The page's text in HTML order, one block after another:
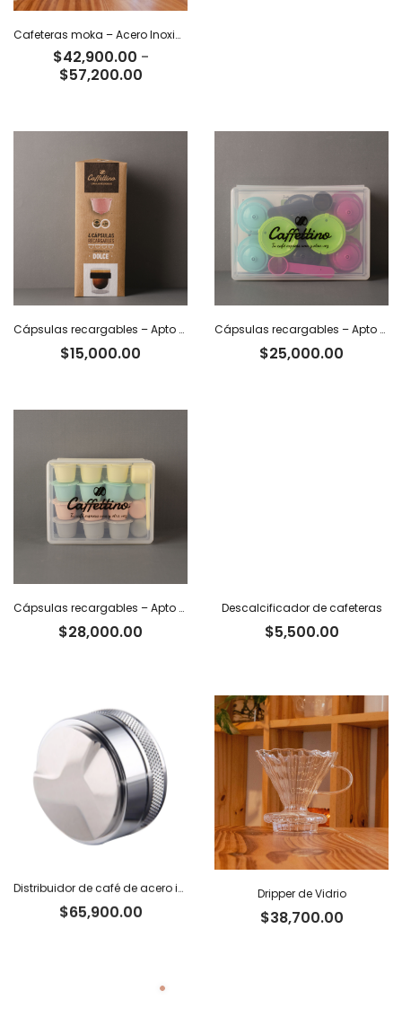
Cafeteras moka – Acero Inoxidable
$42,900.00 -
$57,200.00Rango
desde
hasta
$57,200.00
Cápsulas recargables – Apto Dolce Gusto x 4
$15,000.00
Cápsulas recargables – Apto Dolce Gusto x 8
$25,000.00
Cápsulas recargables – Apto Nespresso x 12
$28,000.00
Descalcificador de cafeteras
$5,500.00
$65,900.00
Dripper de Vidrio
$38,700.00